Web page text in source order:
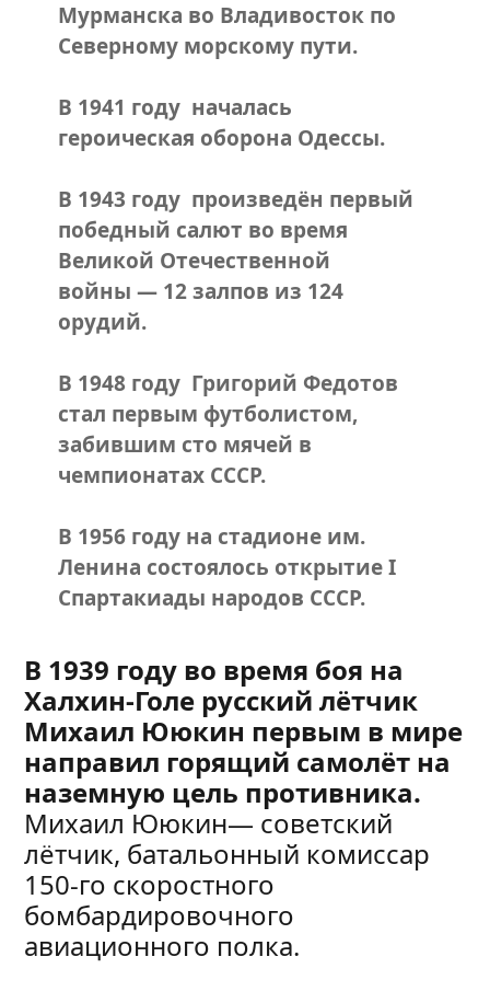
Мурманска во Владивосток по
Северному морскому пути.
В 1941 году началась
героическая оборона Одессы.
В 1943 году произведён первый
победный салют во время
Великой Отечественной
войны — 12 залпов из 124
орудий.
В 1948 году Григорий Федотов
стал первым футболистом,
забившим сто мячей в
чемпионатах СССР.
В 1956 году на стадионе им.
Ленина состоялось открытие I
Спартакиады народов СССР.
В 1939 году во время боя на
Халхин-Голе русский лётчик
Михаил Ююкин первым в мире
направил горящий самолёт на
наземную цель противника.
Михаил Ююкин— советский
лётчик, батальонный комиссар
150-го скоростного
бомбардировочного
авиационного полка.